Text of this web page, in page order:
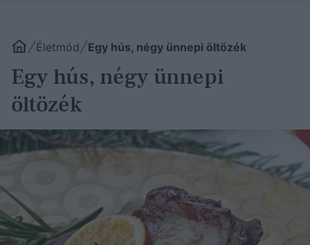
Életmód Egy hús, négy ünnepi öltözék
Egy hús, négy ünnepi
öltözék